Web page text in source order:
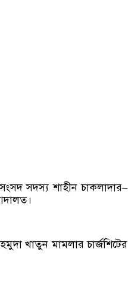
সদস্য শাহীন চাকলাদার–
খাতুন মামলার চার্জশিটের